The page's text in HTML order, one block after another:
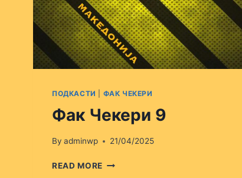
ПОДКАСТИ ФАК ЧЕКЕРИ
Фак Чекери 9
By adminwp 21/04/2025
READ MORE ФАК